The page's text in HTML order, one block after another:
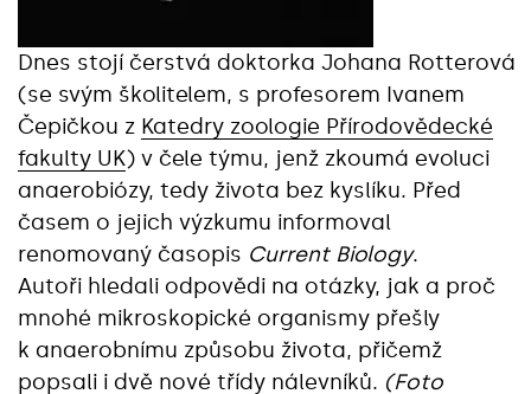
Dnes stojí čerstvá doktorka Johana Rotterová
(se svým školitelem, s profesorem Ivanem
Čepičkou z Katedry zoologie Přírodovědecké
fakulty UK) v čele týmu, jenž zkoumá evoluci
anaerobiózy, tedy života bez kyslíku. Před
časem o jejich výzkumu informoval
renomovaný časopis Current Biology.
Autoři hledali odpovědi na otázky, jak a proč
mnohé mikroskopické organismy přešly
k anaerobnímu způsobu života, přičemž
popsali i dvě nové třídy nálevníků. (Foto